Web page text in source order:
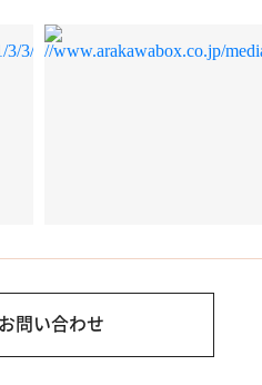
お問い合わせ